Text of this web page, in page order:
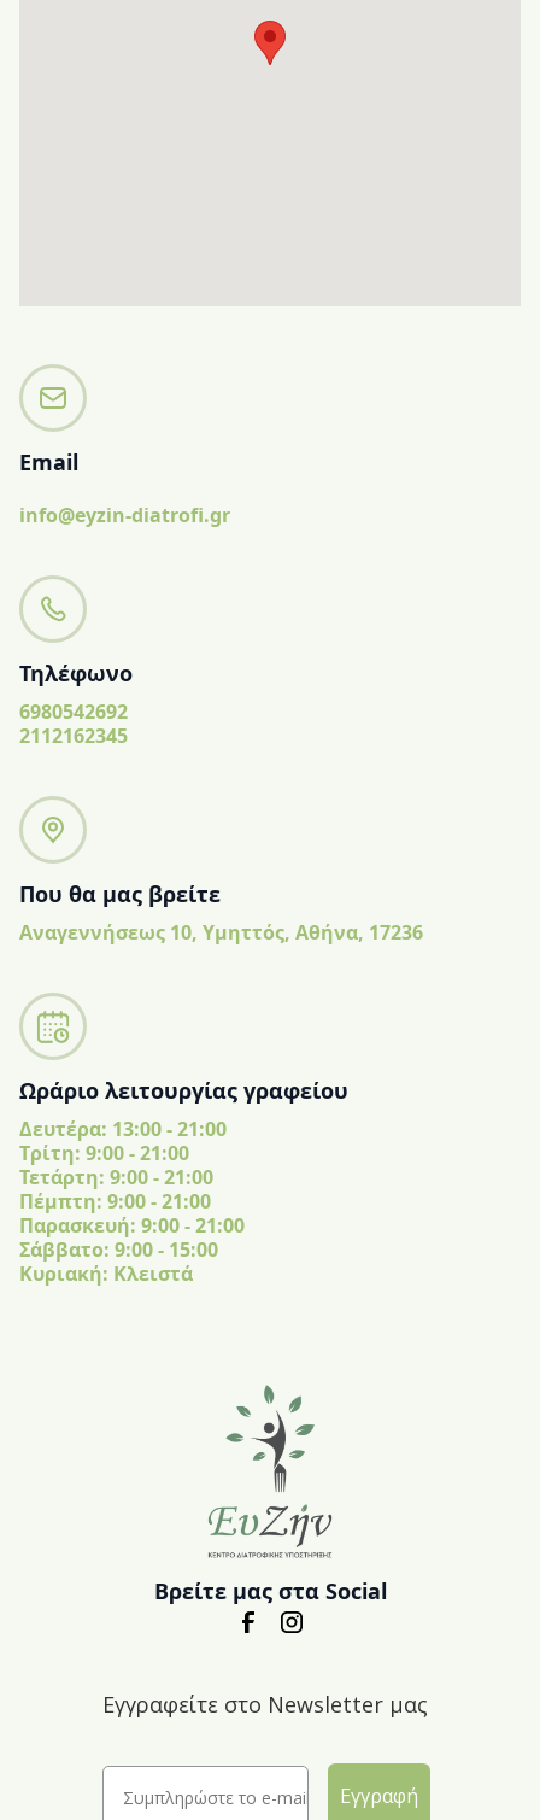
Email
info@eyzin-diatrofi.gr
Τηλέφωνο
6980542692
2112162345
Που θα μας βρείτε
Αναγεννήσεως 10, Υμηττός, Αθήνα, 17236
Ωράριο λειτουργίας γραφείου
Δευτέρα: 13:00 - 21:00
Tρίτη: 9:00 - 21:00
Τετάρτη: 9:00 - 21:00
Πέμπτη: 9:00 - 21:00
Παρασκευή: 9:00 - 21:00
Σάββατο: 9:00 - 15:00
Κυριακή: Κλειστά
Βρείτε μας στα Social
Εγγραφείτε στο Newsletter μας
Εγγραφή